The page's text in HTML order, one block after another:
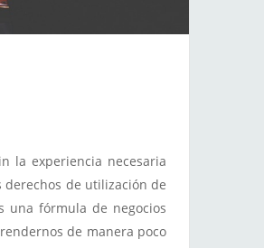
la experiencia necesaria
de utilización de
una fórmula de negocios
de manera poco